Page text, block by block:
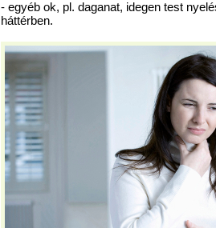
- egyéb ok, pl. daganat, idegen test
háttérben.